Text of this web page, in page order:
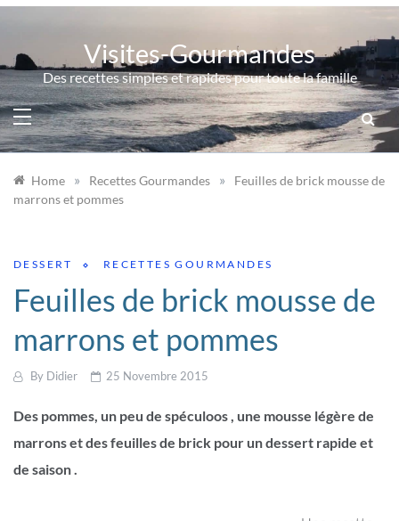
Skip
Visites-Gourmandes
Des recettes simples et rapides pour toute la famille
Home » Recettes Gourmandes »
Feuilles de brick mousse de
marrons et pommes
DESSERT RECETTES GOURMANDES
Feuilles de brick mousse de
marrons et pommes
By Didier 25 Novembre 2015
Des pommes, un peu de spéculoos , une mousse légère de
marrons et des feuilles de brick pour un dessert rapide et
de saison .